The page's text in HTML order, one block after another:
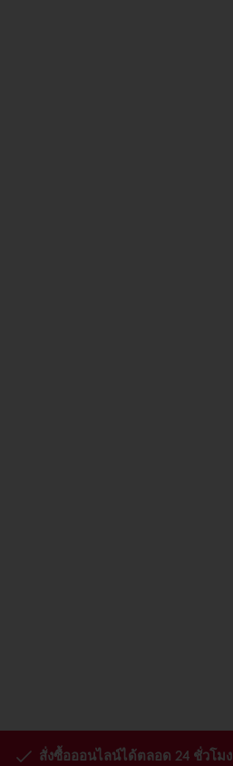
สั่งซื้อออนไลน์ได้ตลอด 24 ชั่วโมง